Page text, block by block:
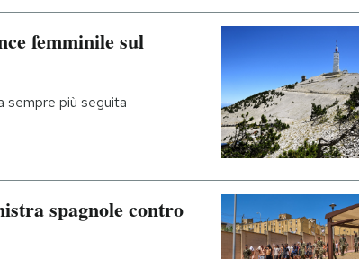
femminile sul
sempre più seguita
spagnole contro